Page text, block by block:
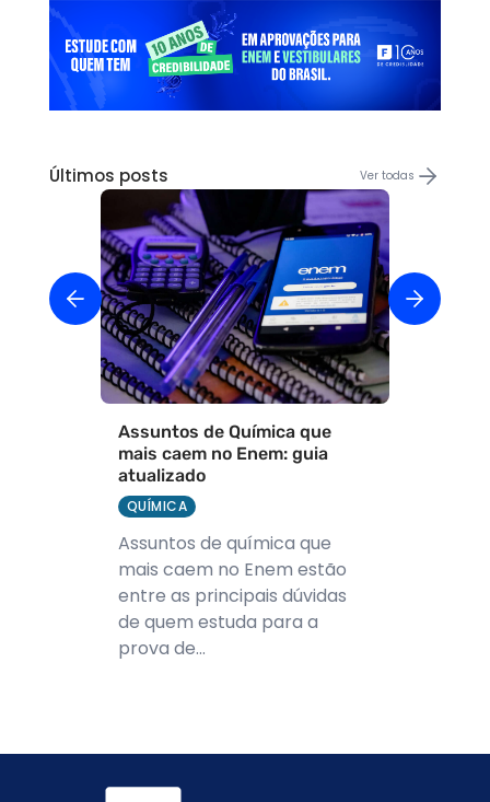
Últimos posts Ver todas
Assuntos de Química que
mais caem no Enem: guia
atualizado
QUÍMICA
Assuntos de química que
mais caem no Enem estão
entre as principais dúvidas
de quem estuda para a
prova de...